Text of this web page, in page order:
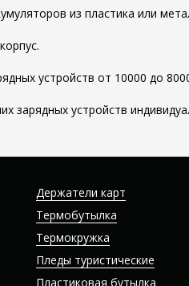
из пластика или
устройств от 10000 до
зарядных устройств
Держатели карт
Термобутылка
Термокружка
Пледы туристические
Пластиковая бутылка